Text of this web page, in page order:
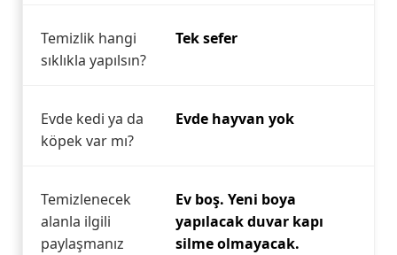
Temizlik hangi
sıklıkla yapılsın?
Tek sefer
Evde kedi ya da
köpek var mı?
Evde hayvan yok
Temizlenecek
alanla ilgili
paylaşmanız
Ev boş. Yeni boya
yapılacak duvar kapı
silme olmayacak.